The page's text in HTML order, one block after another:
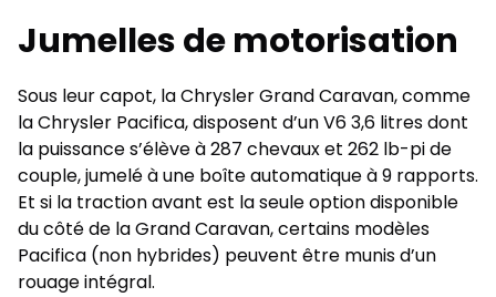
Jumelles de motorisation
Sous leur capot, la Chrysler Grand Caravan, comme
la Chrysler Pacifica, disposent d’un V6 3,6 litres dont
la puissance s’élève à 287 chevaux et 262 lb-pi de
couple, jumelé à une boîte automatique à 9 rapports.
Et si la traction avant est la seule option disponible
du côté de la Grand Caravan, certains modèles
Pacifica (non hybrides) peuvent être munis d’un
rouage intégral.